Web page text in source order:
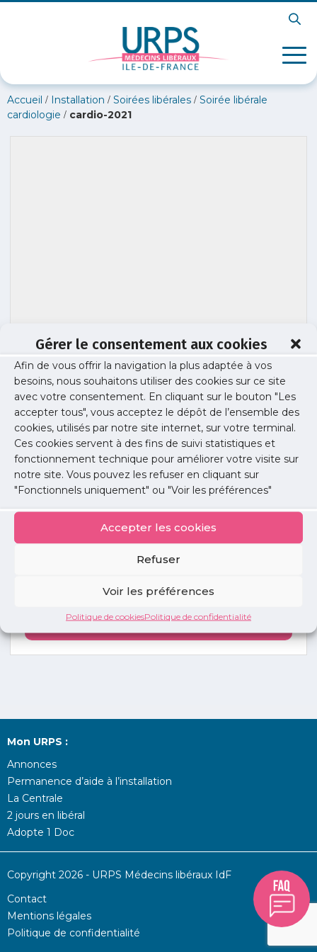
Gérer le consentement aux cookies
Afin de vous offrir la navigation la plus adaptée à vos
besoins, nous souhaitons utiliser des cookies sur ce site
avec votre consentement. En cliquant sur le bouton "Les
accepter tous", vous acceptez le dépôt de l’ensemble des
cookies, utilisés par notre site internet, sur votre terminal.
Ces cookies servent à des fins de suivi statistiques et
fonctionnement technique pour améliorer votre visite sur
notre site. Vous pouvez les refuser en cliquant sur
"Fonctionnels uniquement" ou "Voir les préférences"
Accepter les cookies
Refuser
Voir les préférences
Politique de cookiesPolitique de confidentialité
Accueil / Installation / Soirées libérales / Soirée libérale
cardiologie / cardio-2021
cardio-2021
Publié le : 25 mars 2025
Partager cet article :
annonces
Mon URPS :
Annonces
Permanence d’aide à l’installation
La Centrale
2 jours en libéral
Adopte 1 Doc
Copyright 2026 - URPS Médecins libéraux IdF
Contact
Mentions légales
Politique de confidentialité